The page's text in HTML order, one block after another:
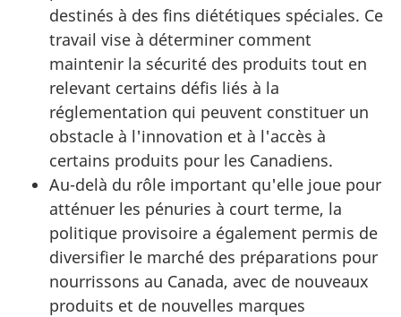
destinés à des fins diététiques spéciales. Ce
travail vise à déterminer comment
maintenir la sécurité des produits tout en
relevant certains défis liés à la
réglementation qui peuvent constituer un
obstacle à l'innovation et à l'accès à
certains produits pour les Canadiens.
Au-delà du rôle important qu'elle joue pour
atténuer les pénuries à court terme, la
politique provisoire a également permis de
diversifier le marché des préparations pour
nourrissons au Canada, avec de nouveaux
produits et de nouvelles marques